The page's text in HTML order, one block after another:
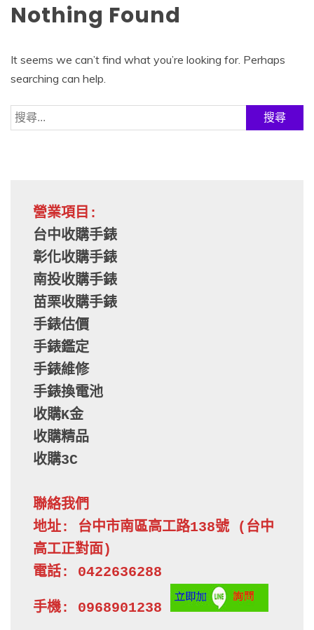
Nothing Found
It seems we can’t find what you’re looking for. Perhaps
searching can help.
搜
尋
營業項目:
台中收購手錶
彰化收購手錶
南投收購手錶
苗栗收購手錶
手錶估價
手錶鑑定
手錶維修
手錶換電池
收購K金
收購精品
收購3C
聯絡我們
地址: 台中市南區高工路138號 (台中
高工正對面)
電話: 0422636288
手機: 0968901238